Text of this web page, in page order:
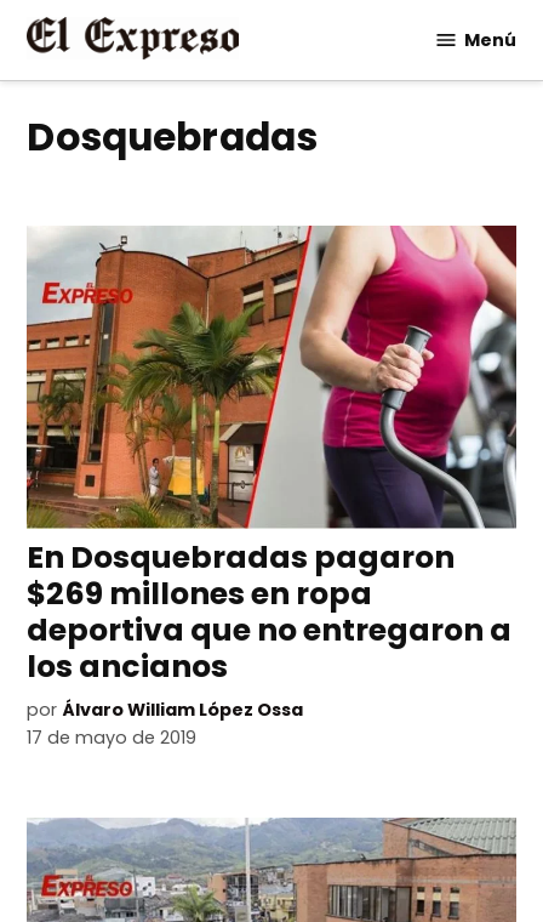
Saltar
contenido
Menú
Dosquebradas
En Dosquebradas pagaron
$269 millones en ropa
deportiva que no entregaron a
los ancianos
por Álvaro William López Ossa
17 de mayo de 2019